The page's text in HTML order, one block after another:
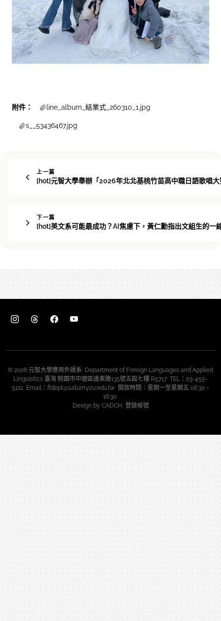
附件： line_album_結業式_260310_1.jpg
s__53436467.jpg
上一篇
[hot]元智大學舉辦「2026年北北基桃竹苗高中職日語歌唱
下一篇
[hot]英文系可能最成功？AI焦慮下，黃仁勳指出文組生的一
© 2026 元智大學應用外語系 Department of Foreign Languages and Applied
Linguistics 臺灣 桃園市中壢區遠東路135號五館七樓 R5717 TEL：03-455-
5211 Email：fldept@saturn.yzu.edu.tw 開放時間：星期一至星期五 08:30 ~
16:30
Design by CADCH 登錄帳號